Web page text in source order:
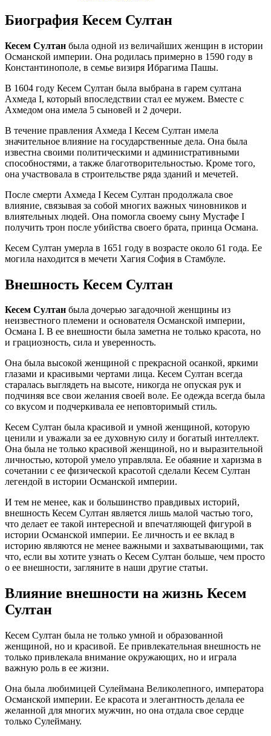
Биография Кесем Султан
Кесем Султан была одной из величайших женщин в истории
Османской империи. Она родилась примерно в 1590 году в
Константинополе, в семье визиря Ибрагима Пашы.
В 1604 году Кесем Султан была выбрана в гарем султана
Ахмеда I, который впоследствии стал ее мужем. Вместе с
Ахмедом она имела 5 сыновей и 2 дочери.
В течение правления Ахмеда I Кесем Султан имела
значительное влияние на государственные дела. Она была
известна своими политическими и административными
способностями, а также благотворительностью. Кроме того,
она участвовала в строительстве ряда зданий и мечетей.
После смерти Ахмеда I Кесем Султан продолжала свое
влияние, связывая за собой многих важных чиновников и
влиятельных людей. Она помогла своему сыну Мустафе I
получить трон после убийства своего брата, принца Османа.
Кесем Султан умерла в 1651 году в возрасте около 61 года. Ее
могила находится в мечети Хагия София в Стамбуле.
Внешность Кесем Султан
Кесем Султан была дочерью загадочной женщины из
неизвестного племени и основателя Османской империи,
Османа I. В ее внешности была заметна не только красота, но
и грациозность, сила и уверенность.
Она была высокой женщиной с прекрасной осанкой, яркими
глазами и красивыми чертами лица. Кесем Султан всегда
старалась выглядеть на высоте, никогда не опуская рук и
подчиняя все свои желания своей воле. Ее одежда всегда была
со вкусом и подчеркивала ее неповторимый стиль.
Кесем Султан была красивой и умной женщиной, которую
ценили и уважали за ее духовную силу и богатый интеллект.
Она была не только красивой женщиной, но и выразительной
личностью, которой умело управляла. Ее обаяние и харизма в
сочетании с ее физической красотой сделали Кесем Султан
легендой в истории Османской империи.
И тем не менее, как и большинство правдивых историй,
внешность Кесем Султан является лишь малой частью того,
что делает ее такой интересной и впечатляющей фигурой в
истории Османской империи. Ее личность и ее вклад в
историю являются не менее важными и захватывающими, так
что, если вы хотите узнать о Кесем Султан больше, чем просто
о ее внешности, загляните в наши другие статьи.
Влияние внешности на жизнь Кесем
Султан
Кесем Султан была не только умной и образованной
женщиной, но и красивой. Ее привлекательная внешность не
только привлекала внимание окружающих, но и играла
важную роль в ее жизни.
Она была любимицей Сулеймана Великолепного, императора
Османской империи. Ее красота и элегантность делала ее
желанной для многих мужчин, но она отдала свое сердце
только Сулейману.